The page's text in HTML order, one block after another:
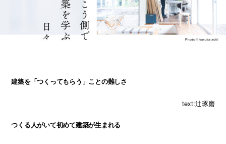
建築を「つくってもらう」ことの難しさ
text:辻琢磨
つくる人がいて初めて建築が生まれる